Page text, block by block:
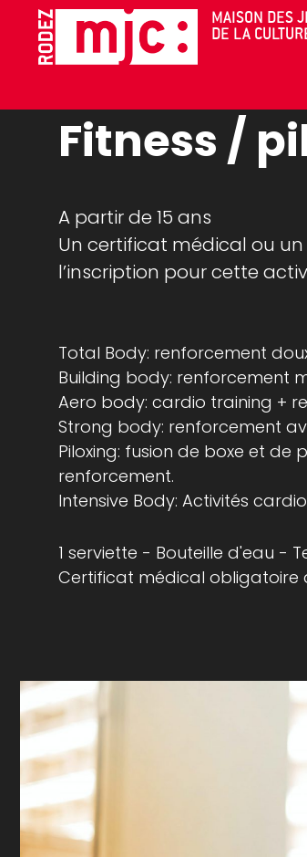
MAISON DES
DE LA
CLUBS ET ACTIVITÉS
Fitness /
A partir de 15 ans
Un certificat médical ou
l’inscription pour cette
Total Body: renforcement
Building body: renforcement
Aero body: cardio training +
Strong body: renforcement
Piloxing: fusion de boxe et
renforcement.
Intensive Body: Activités
1 serviette - Bouteille d'eau -
Certificat médical obligatoire
Cookies management panel